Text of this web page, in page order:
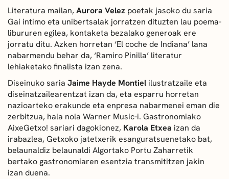
Literatura mailan,Aurora Velez poetak jasoko du saria
Gai intimo eta unibertsalak jorratzen dituzten lau poema-
libururen egilea, kontaketa bezalako generoak ere
jorratu ditu. Azken horretan ‘El coche de Indiana’ lana
nabarmendu behar da, ‘Ramiro Pinilla’ literatur
lehiaketako finalista izan zena.
Diseinuko saria Jaime Hayde Montiel ilustratzaile eta
diseinatzailearentzat izan da, eta esparru horretan
nazioarteko erakunde eta enpresa nabarmenei eman die
zerbitzua, hala nola Warner Music-i. Gastronomiako
AixeGetxo! sariari dagokionez, Karola Etxea izan da
irabazlea, Getxoko jatetxerik esanguratsuenetako bat,
belaunaldiz belaunaldi Algortako Portu Zaharretik
bertako gastronomiaren esentzia transmititzen jakin
izan duena.